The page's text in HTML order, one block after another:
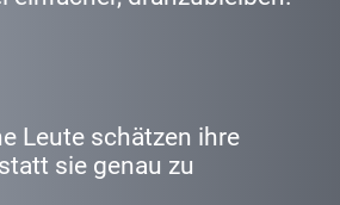
Leute schätzen ihre
sie genau zu